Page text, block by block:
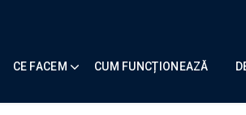
CE FACEM CUM FUNCȚIONEAZĂ